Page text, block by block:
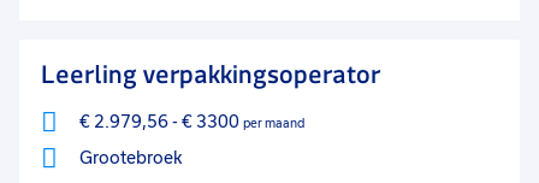
Leerling verpakkingsoperator
€ 2.979,56- € 3300 per maand
Grootebroek